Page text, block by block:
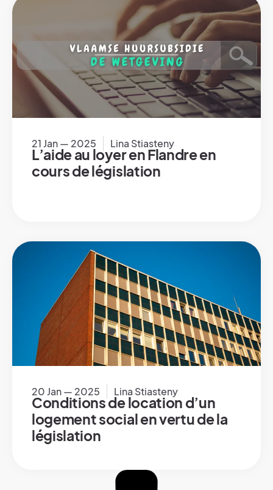
21 Jan — 2025 Lina Stiasteny
L’aide au loyer en Flandre en
cours de législation
20 Jan — 2025 Lina Stiasteny
Conditions de location d’un
logement social en vertu de la
législation